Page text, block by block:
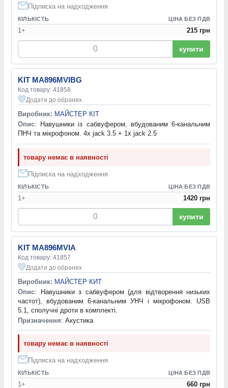
Підписка на надходження
КІЛЬКІСТЬ ЦІНА БЕЗ ПДВ
1+ 215 грн
купити
KIT MA896MVIBG
Код товару: 41858
Додати до обраних
Виробник: МАЙСТЕР КІТ
Опис: Навушники із сабвуфером, вбудованим 6-канальним
ПНЧ та мікрофоном. 4x jack 3.5 + 1x jack 2.5
товару немає в наявності
Підписка на надходження
КІЛЬКІСТЬ ЦІНА БЕЗ ПДВ
1+ 1420 грн
купити
KIT MA896MVIA
Код товару: 41857
Додати до обраних
Виробник: МАЙСТЕР КИТ
Опис: Навушники з сабвуфером (для відтворення низьких
частот), вбудованим 6-канальним УНЧ і мікрофоном. USB
5.1, сполучні дроти в комплекті.
Призначення: Акустика
товару немає в наявності
Підписка на надходження
КІЛЬКІСТЬ ЦІНА БЕЗ ПДВ
1+ 660 грн